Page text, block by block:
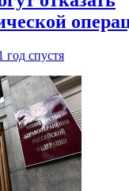
год спустя